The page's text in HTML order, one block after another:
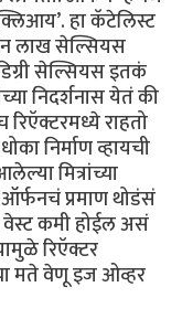
हा कॅटेलिस्ट
लाख सेल्सियस
सेल्सियस इतकं
निदर्शनास येतं की
राहतो
निर्माण व्हायची
मित्रांच्या
प्रमाण थोडंसं
वेस्ट कमी होईल असं
रिऍक्टर
मते वेणू इज ओव्हर